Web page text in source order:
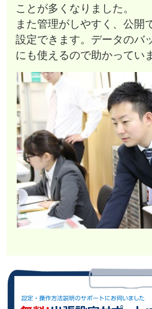
ことが多くなりました。
また管理がしやすく、公開
設定できます。データのバ
にも使えるので助かってい